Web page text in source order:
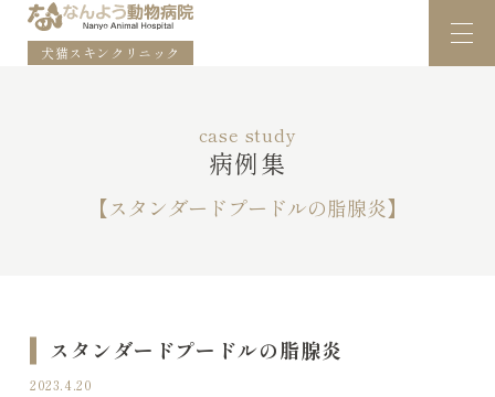
犬猫スキンクリニック
case study
病例集
【スタンダードプードルの脂腺炎】
スタンダードプードルの脂腺炎
2023.4.20